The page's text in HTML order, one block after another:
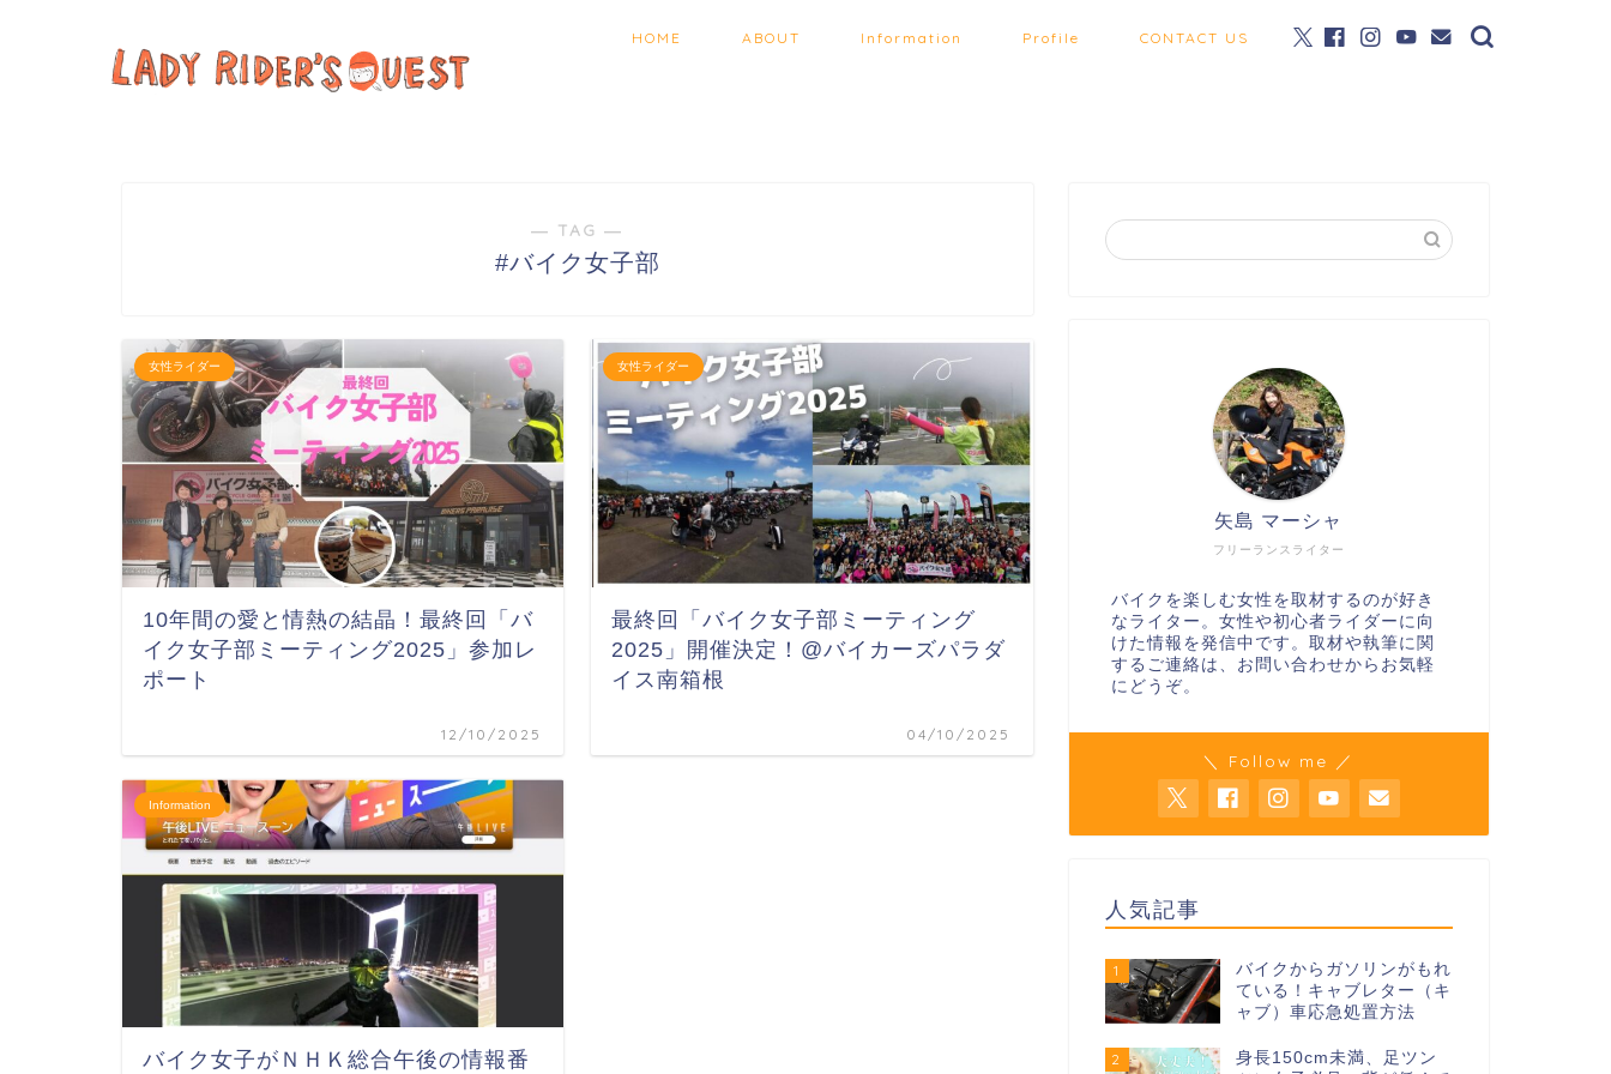
HOME ABOUT Information Profile CONTACT US
― TAG ―
#バイク女子部
女性ライダー
10年間の愛と情熱の結晶！最終回「バ
イク女子部ミーティング2025」参加レ
ポート
12/10/2025
女性ライダー
最終回「バイク女子部ミーティング
2025」開催決定！@バイカーズパラダ
イス南箱根
04/10/2025
Information
バイク女子がＮＨＫ総合午後の情報番
フリーランスライター
矢島 マーシャ
バイクを楽しむ女性を取材するのが好き
なライター。女性や初心者ライダーに向
けた情報を発信中です。取材や執筆に関
するご連絡は、お問い合わせからお気軽
にどうぞ。
＼ Follow me ／
人気記事
1
バイクからガソリンがもれ
ている！キャブレター（キ
ャブ）車応急処置方法
2
身長150cm未満、足ツン